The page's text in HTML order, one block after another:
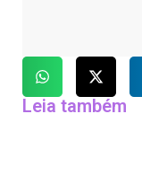
Leia também